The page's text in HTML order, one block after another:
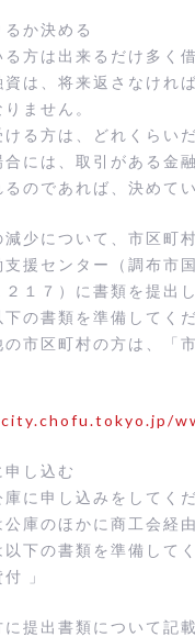
か決める
方は出来るだけ多く
資は、将来返さなけれ
ません。
る方は、どれくらい
合には、取引がある金
のであれば、決めて
減少について、市区町
支援センター（調布
２１７）に書類を提出
下の書類を準備して
市区町村の方は、「
申し込む
に申し込みをしてくだ
公庫のほかに商工会経
以下の書類を準備し
」
提出書類について記